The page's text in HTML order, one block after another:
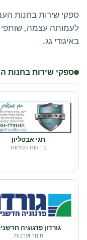
ספקי שירות בחנות
לעמותה עצמה, שותפי
באיגודי גג.
ספקי שירות בחנות
חגי אבטליון
בדיקות בטיחות
גורדון פדגוגיה
חינוך וערכות